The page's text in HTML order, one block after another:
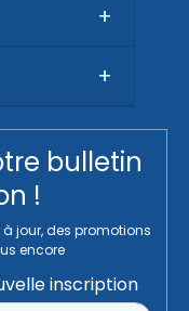
+
+
bulletin
!
jour, des promotions
encore